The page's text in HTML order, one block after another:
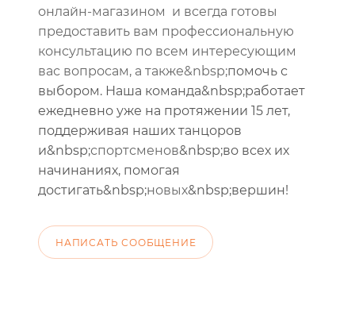
онлайн-магазином и всегда готовы
предоставить вам профессиональную
консультацию по всем интересующим
вас вопросам, а также&nbsp;помочь с
выбором. Наша команда&nbsp;работает
ежедневно уже на протяжении 15 лет,
поддерживая наших танцоров
и&nbsp;спортсменов&nbsp;во всех их
начинаниях, помогая
достигать&nbsp;новых&nbsp;вершин!
НАПИСАТЬ СООБЩЕНИЕ